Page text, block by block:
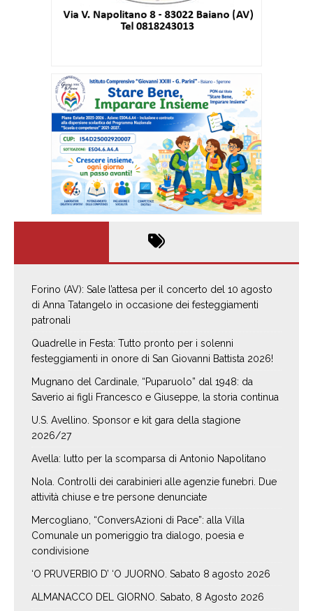
Forino (AV): Sale l’attesa per il concerto del 10 agosto
di Anna Tatangelo in occasione dei festeggiamenti
patronali
Quadrelle in Festa: Tutto pronto per i solenni
festeggiamenti in onore di San Giovanni Battista 2026!
Mugnano del Cardinale, “Puparuolo” dal 1948: da
Saverio ai figli Francesco e Giuseppe, la storia continua
U.S. Avellino. Sponsor e kit gara della stagione
2026/27
Avella: lutto per la scomparsa di Antonio Napolitano
Nola. Controlli dei carabinieri alle agenzie funebri. Due
attività chiuse e tre persone denunciate
Mercogliano, “ConversAzioni di Pace”: alla Villa
Comunale un pomeriggio tra dialogo, poesia e
condivisione
‘O PRUVERBIO D’ ‘O JUORNO. Sabato 8 agosto 2026
ALMANACCO DEL GIORNO. Sabato, 8 Agosto 2026